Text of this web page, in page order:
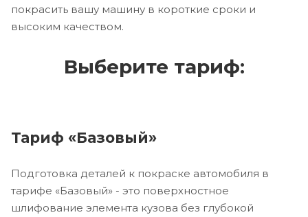
покрасить вашу машину в короткие сроки и
высоким качеством.
Выберите тариф:
Тариф «Базовый»
Подготовка деталей к покраске автомобиля в
тарифе «Базовый» - это поверхностное
шлифование элемента кузова без глубокой